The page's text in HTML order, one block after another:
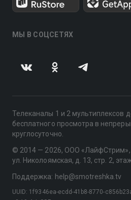
МЫ В СОЦСЕТЯХ
Телеканалы 1 и 2 мультиплексов
бесплатного просмотра в
круглосуточно.
© 2014 — 2026, ООО «ЛайфСтрим»,
ул. Николоямская, д. 13, стр. 2,
Поддержка: help@smotreshka.tv
UUID: 1f9346ea-ecdd-41b8-8770-